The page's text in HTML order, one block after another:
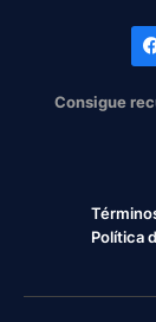
Consigue
Política